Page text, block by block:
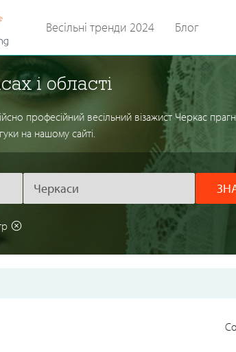
Весільні тренди 2024 Блог
і області
професійний весільний візажист Черкас
на нашому сайті.